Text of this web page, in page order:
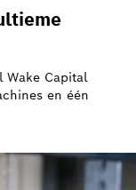
Wake Capital
en één